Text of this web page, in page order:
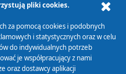
pliki cookies.
za pomocą cookies i podobnych
i statystycznych oraz w celu
do indywidualnych potrzeb
je współpracujący z nami
oraz dostawcy aplikacji